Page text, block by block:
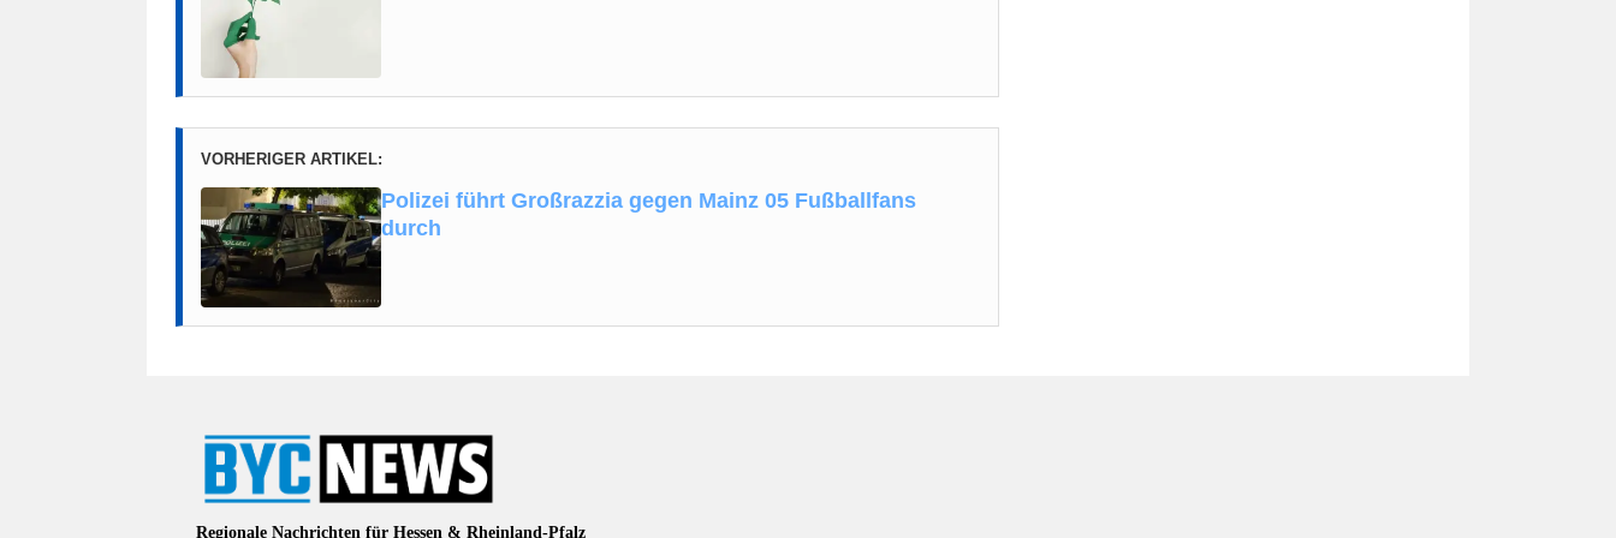
VORHERIGER ARTIKEL:
Polizei führt Großrazzia gegen Mainz 05 Fußballfans
durch
Regionale Nachrichten für Hessen & Rheinland-Pfalz